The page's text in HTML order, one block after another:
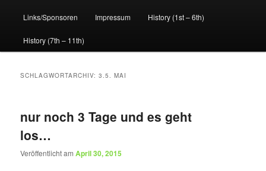
Links/Sponsoren Impressum History (1st – 6th)
History (7th – 11th)
SCHLAGWORTARCHIV:3.5. MAI
nur noch 3 Tage und es geht
los…
Veröffentlicht amApril 30, 2015